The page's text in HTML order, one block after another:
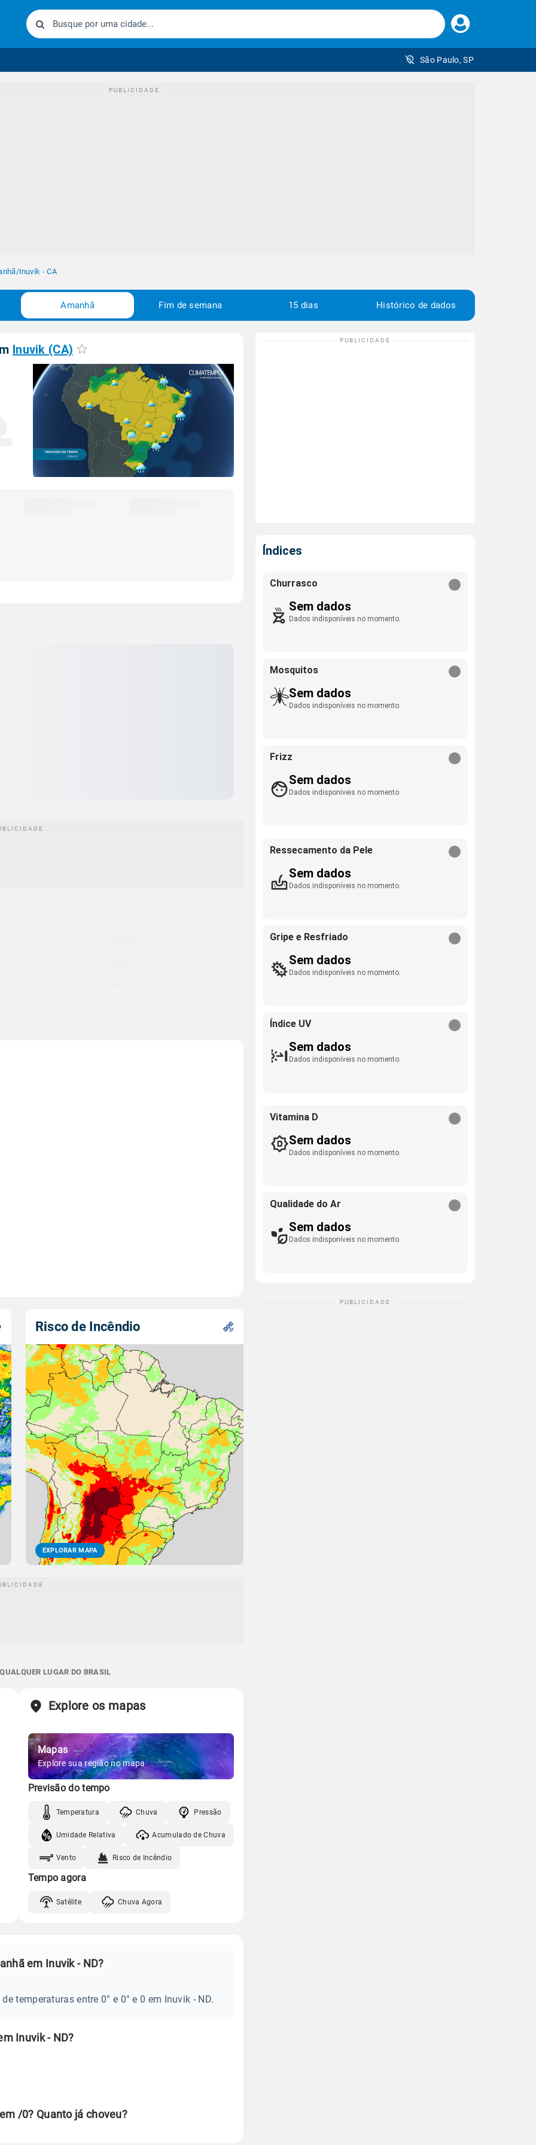
Faça
seu
São Paulo, SP
/Inuvik - CA
Amanhã Fim de semana 15 dias Histórico de dados
Inuvik (CA)
Risco de Incêndio
EXPLORAR MAPA
LUGAR DO BRASIL
Explore os mapas
Mapas
Explore sua região no mapa
Previsão do tempo
Temperatura Chuva Pressão
Umidade Relativa Acumulado de Chuva
Vento Risco de Incêndio
Tempo agora
Satélite Chuva Agora
em Inuvik - ND?
temperaturas entre 0° e 0° e 0 em Inuvik - ND.
Inuvik - ND?
/0? Quanto já choveu?
Índices
Churrasco
Sem dados
Dados indisponíveis no momento.
Mosquitos
Sem dados
Dados indisponíveis no momento.
Frizz
Sem dados
Dados indisponíveis no momento.
Ressecamento da Pele
Sem dados
Dados indisponíveis no momento.
Gripe e Resfriado
Sem dados
Dados indisponíveis no momento.
Índice UV
Sem dados
Dados indisponíveis no momento.
Vitamina D
Sem dados
Dados indisponíveis no momento.
Qualidade do Ar
Sem dados
Dados indisponíveis no momento.